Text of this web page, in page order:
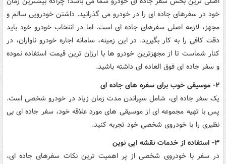
خود در سفرهای جاده ای را در خودرو می گذرانید. داشتن خودرویی سالم و
مجهز، لازمه اصلی سفرهای جاده ای است. اما در انتخاب خودرو خود باید
دقت کافی را به کار بگیرید. در این زمینه، سامانه اجاره خودرو ناواران، در
کنار شماست تا از مجهزترین خودرو ها با ارزان ترین قیمت استفاده نموده
و سفر جاده ای فوق العاده ای داشته باشید.
۲- موسیقی خوب برای سفره های جاده ای
یک سفر جاده ای، شامل سپراندن مدت زمان زیاد در خودرو شخصی است.
پس با تهیه مجموعه ای از موسیقی های مورد علاقه خود، سفر جاده ای بی
نظیری را با خودروی شخصی خود تجربه کنید.
۳- استفاده از خدمات نقشه ایی نوین
در سفر با خودروی شخصی از پر اهمیت ترین نکات سفرهای جاده ای،